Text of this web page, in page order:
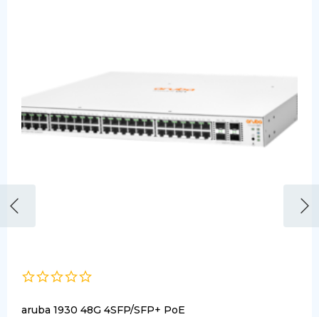
aruba 1930 48G 4SFP/SFP+ PoE